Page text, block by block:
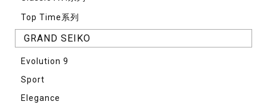
Top Time系列
GRAND SEIKO
Evolution 9
Sport
Elegance